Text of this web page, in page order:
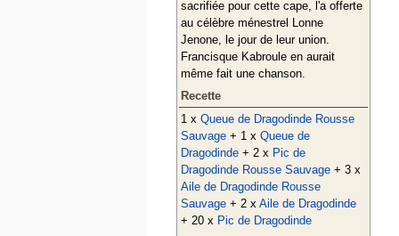
sacrifiée pour cette cape, l'a offerte
au célèbre ménestrel Lonne
Jenone, le jour de leur union.
Francisque Kabroule en aurait
même fait une chanson.
Recette
1 x Queue de Dragodinde Rousse
Sauvage+ 1 x Queue de
Dragodinde+ 2 x Pic de
Dragodinde Rousse Sauvage+ 3 x
Aile de Dragodinde Rousse
Sauvage+ 2 x Aile de Dragodinde
+ 20 x Pic de Dragodinde